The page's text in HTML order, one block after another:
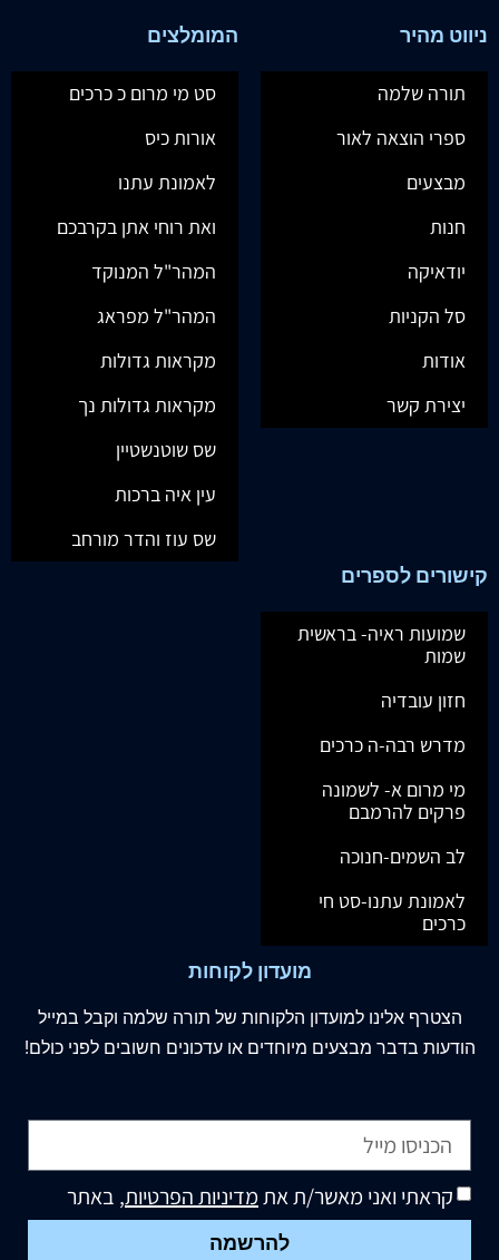
ניווט מהיר
תורה שלמה
ספרי הוצאה לאור
מבצעים
חנות
יודאיקה
סל הקניות
אודות
יצירת קשר
המומלצים
סט מי מרום כ כרכים
אורות כיס
לאמונת עתנו
ואת רוחי אתן בקרבכם
המהר"ל המנוקד
המהר"ל מפראג
מקראות גדולות
מקראות גדולות נך
שס שוטנשטיין
עין איה ברכות
שס עוז והדר מורחב
קישורים לספרים
שמועות ראיה- בראשית
שמות
חזון עובדיה
מדרש רבה-ה כרכים
מי מרום א- לשמונה
פרקים להרמבם
לב השמים-חנוכה
לאמונת עתנו-סט חי
כרכים
מועדון לקוחות
הצטרף אלינו למועדון הלקוחות של תורה שלמה וקבל במייל
הודעות בדבר מבצעים מיוחדים או עדכונים חשובים לפני כולם!
קראתי ואני מאשר/ת אתמדיניות הפרטיות, באתר
להרשמה